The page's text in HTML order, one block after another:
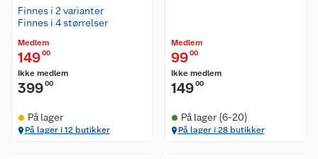
Finnes i 2 varianter
Finnes i 4 størrelser
Medlem
14900
Ikke medlem
39900
På lager
På lager i 12 butikker
Medlem
9900
Ikke medlem
14900
På lager (6-20)
På lager i 28 butikker